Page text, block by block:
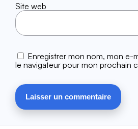
Site web
Enregistrer mon nom, mon e-
le navigateur pour mon prochain